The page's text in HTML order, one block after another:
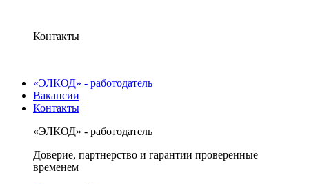
Контакты
«ЭЛКОД» - работодатель
Вакансии
Контакты
«ЭЛКОД» - работодатель
Доверие, партнерство и гарантии проверенные
временем